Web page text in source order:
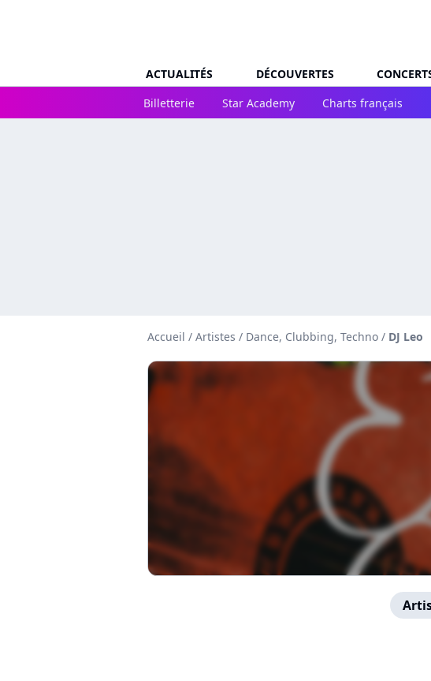
ACTUALITÉS DÉCOUVERTES
Billetterie
Star Academy Charts français
Accueil / Artistes / Dance, Clubbing, Techno / DJ Leo